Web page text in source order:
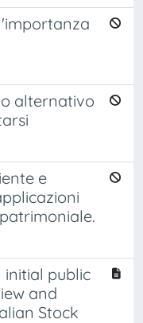
alternativo
e
initial public
and
Stock